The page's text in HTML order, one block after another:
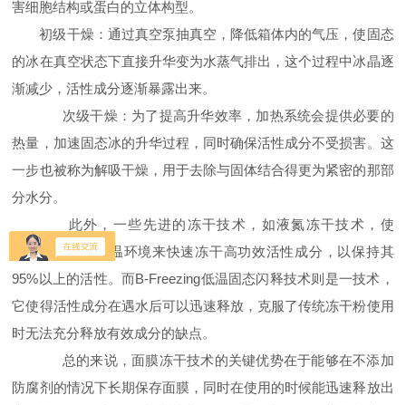
害细胞结构或蛋白的立体构型。
初级干燥：通过真空泵抽真空，降低箱体内的气压，使固态
的冰在真空状态下直接升华变为水蒸气排出，这个过程中冰晶逐
渐减少，活性成分逐渐暴露出来。
次级干燥：为了提高升华效率，加热系统会提供必要的
热量，加速固态冰的升华过程，同时确保活性成分不受损害。这
一步也被称为解吸干燥，用于去除与固体结合得更为紧密的那部
分水分。
此外，一些先进的冻干技术，如液氮冻干技术，使
用-196℃的超低温环境来快速冻干高功效活性成分，以保持其
95%以上的活性。而B-Freezing低温固态闪释技术则是一技术，
它使得活性成分在遇水后可以迅速释放，克服了传统冻干粉使用
时无法充分释放有效成分的缺点。
总的来说，面膜冻干技术的关键优势在于能够在不添加
防腐剂的情况下长期保存面膜，同时在使用的时候能迅速释放出